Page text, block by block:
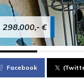
298.000,- €
Facebook